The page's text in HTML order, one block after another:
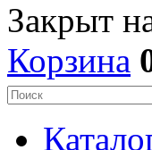
Закрыт
Корзина